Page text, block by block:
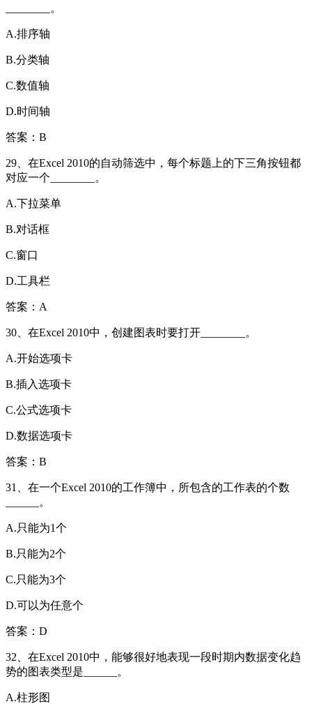
________。
A.排序轴
B.分类轴
C.数值轴
D.时间轴
答案：B
29、在Excel 2010的自动筛选中，每个标题上的下三角按钮都
对应一个________。
A.下拉菜单
B.对话框
C.窗口
D.工具栏
答案：A
30、在Excel 2010中，创建图表时要打开________。
A.开始选项卡
B.插入选项卡
C.公式选项卡
D.数据选项卡
答案：B
31、在一个Excel 2010的工作簿中，所包含的工作表的个数
______。
A.只能为1个
B.只能为2个
C.只能为3个
D.可以为任意个
答案：D
32、在Excel 2010中，能够很好地表现一段时期内数据变化趋
势的图表类型是______。
A.柱形图